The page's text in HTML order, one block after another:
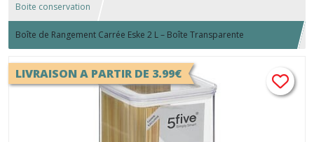
Boite conservation
Boîte de Rangement Carrée Eske 2 L – Boîte Transparente
Alimentaire et Organisation
LIVRAISON A PARTIR DE 3.99€